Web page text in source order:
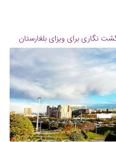
نگاری برای ویزای بلغارستان